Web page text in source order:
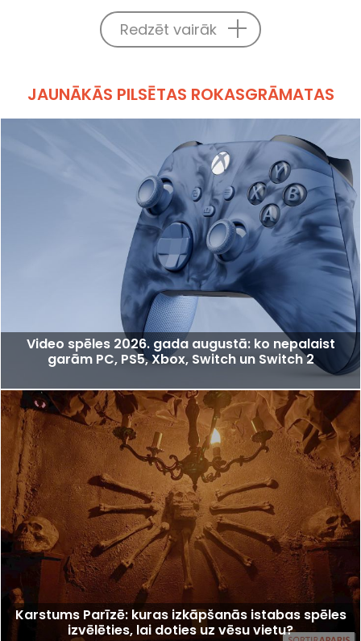
Redzēt vairāk
JAUNĀKĀS PILSĒTAS ROKASGRĀMATAS
Video spēles 2026. gada augustā: ko nepalaist
garām PC, PS5, Xbox, Switch un Switch 2
Karstums Parīzē: kuras izkāpšanās istabas spēles
izvēlēties, lai doties uz vēsu vietu?